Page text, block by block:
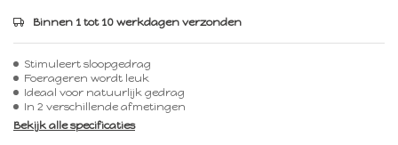
Binnen 1 tot 10 werkdagen verzonden
Stimuleert sloopgedrag
Foerageren wordt leuk
Ideaal voor natuurlijk gedrag
In 2 verschillende afmetingen
Bekijk alle specificaties